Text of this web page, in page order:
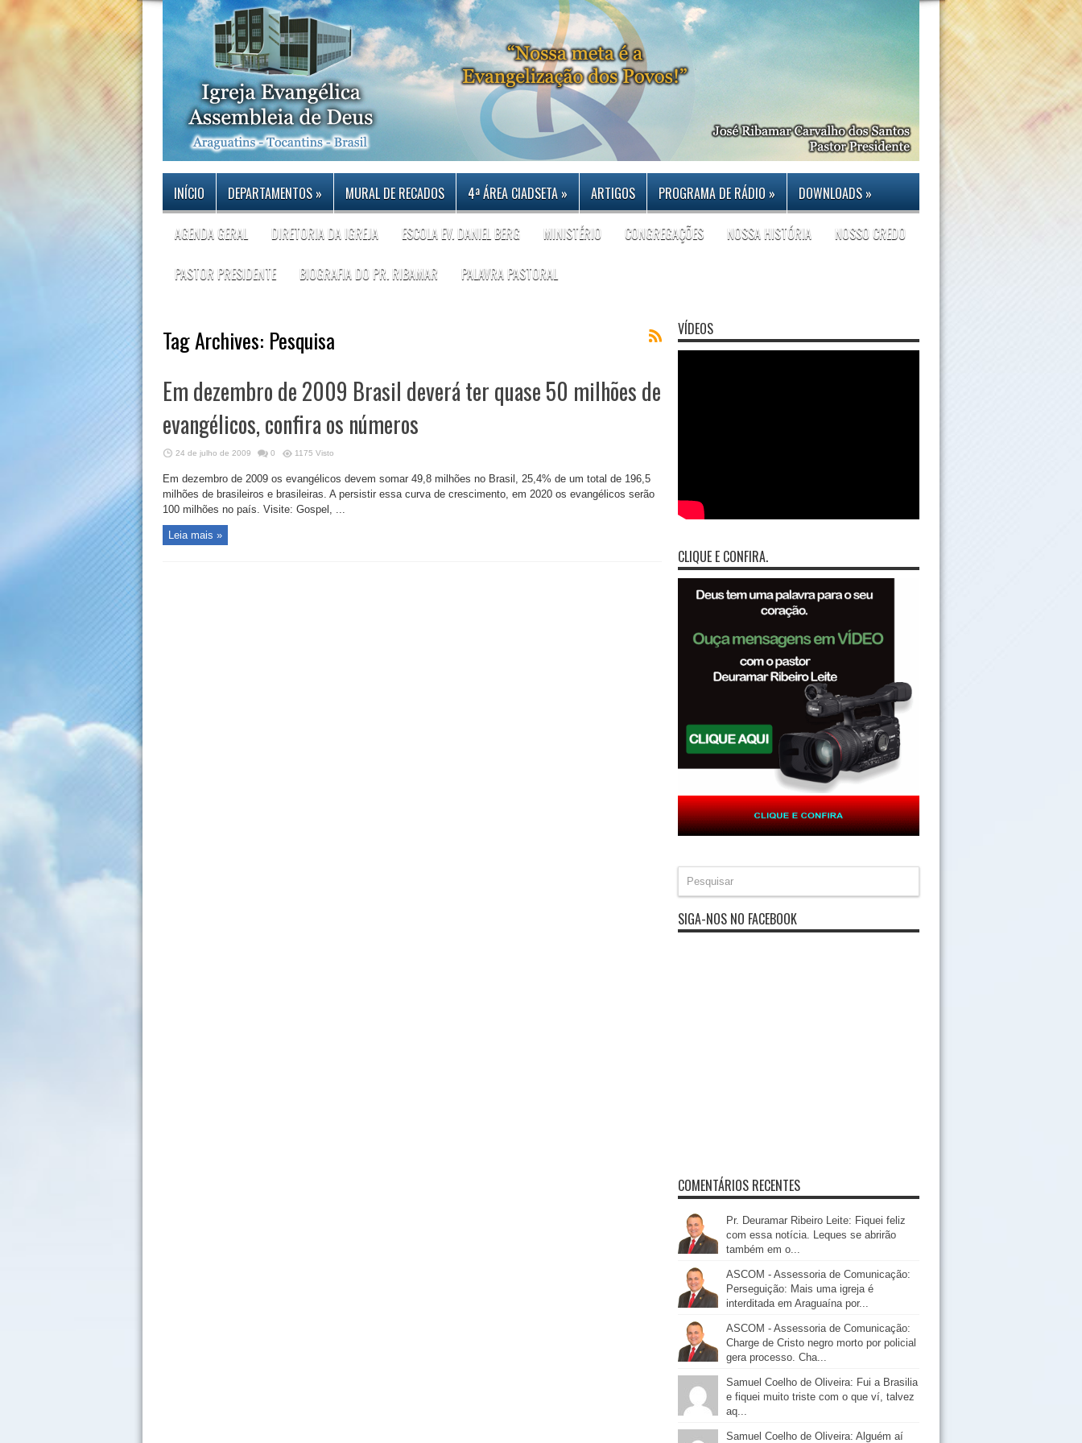
INÍCIO DEPARTAMENTOS» MURAL DE RECADOS 4ª ÁREA CIADSETA» ARTIGOS PROGRAMA DE RÁDIO» DOWNLOADS»
AGENDA GERAL DIRETORIA DA IGREJA ESCOLA EV. DANIEL BERG MINISTÉRIO CONGREGAÇÕES NOSSA HISTÓRIA NOSSO CREDO
PASTOR PRESIDENTE BIOGRAFIA DO PR. RIBAMAR PALAVRA PASTORAL
Tag Archives: Pesquisa
Em dezembro de 2009 Brasil deverá ter quase 50 milhões de
evangélicos, confira os números
24 de julho de 2009 0 1175 Visto
Em dezembro de 2009 os evangélicos devem somar 49,8 milhões no Brasil, 25,4% de um total de 196,5
milhões de brasileiros e brasileiras. A persistir essa curva de crescimento, em 2020 os evangélicos serão
100 milhões no país. Visite: Gospel, ...
Leia mais »
VÍDEOS
CLIQUE E CONFIRA.
SIGA-NOS NO FACEBOOK
COMENTÁRIOS RECENTES
Pr. Deuramar Ribeiro Leite: Fiquei feliz
com essa notícia. Leques se abrirão
também em o...
ASCOM - Assessoria de Comunicação:
Perseguição: Mais uma igreja é
interditada em Araguaína por...
ASCOM - Assessoria de Comunicação:
Charge de Cristo negro morto por policial
gera processo. Cha...
Samuel Coelho de Oliveira: Fui a Brasilia
e fiquei muito triste com o que ví, talvez
aq...
Samuel Coelho de Oliveira: Alguém aí